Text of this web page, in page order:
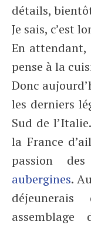
détails,
Je sais, c’est
En attendant,
pense à la
Donc
les derniers
Sud de l’Italie.
la France
passion
aubergines.
déjeunerais